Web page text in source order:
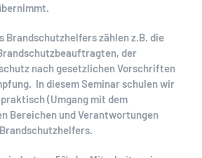
Brandschutzhelfers zählen z.B. die
der
nach gesetzlichen Vorschriften
In diesem Seminar schulen wir
(Umgang mit dem
Bereichen und Verantwortungen